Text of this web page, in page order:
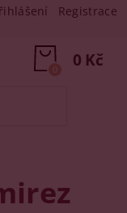
Registrace
0 Kč
0